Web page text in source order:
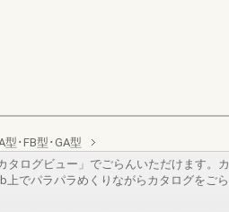
･FB型･GA型
タログビュー」でごらんいただけます。カ
上でパラパラめくりながらカタログをごら